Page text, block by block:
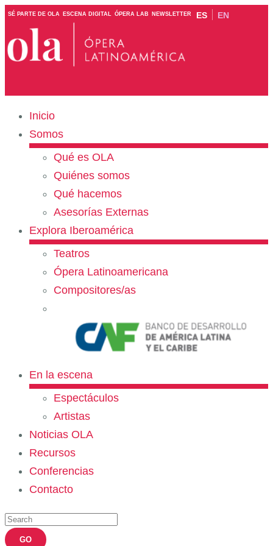
SÉ PARTE DE OLA ESCENA DIGITAL ÓPERA LAB NEWSLETTER ES EN
Inicio
Somos
Qué es OLA
Quiénes somos
Qué hacemos
Asesorías Externas
Explora Iberoamérica
Teatros
Ópera Latinoamericana
Compositores/as
En la escena
Espectáculos
Artistas
Noticias OLA
Recursos
Conferencias
Contacto